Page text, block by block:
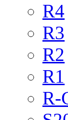
R4
R3
R2
R1
R-